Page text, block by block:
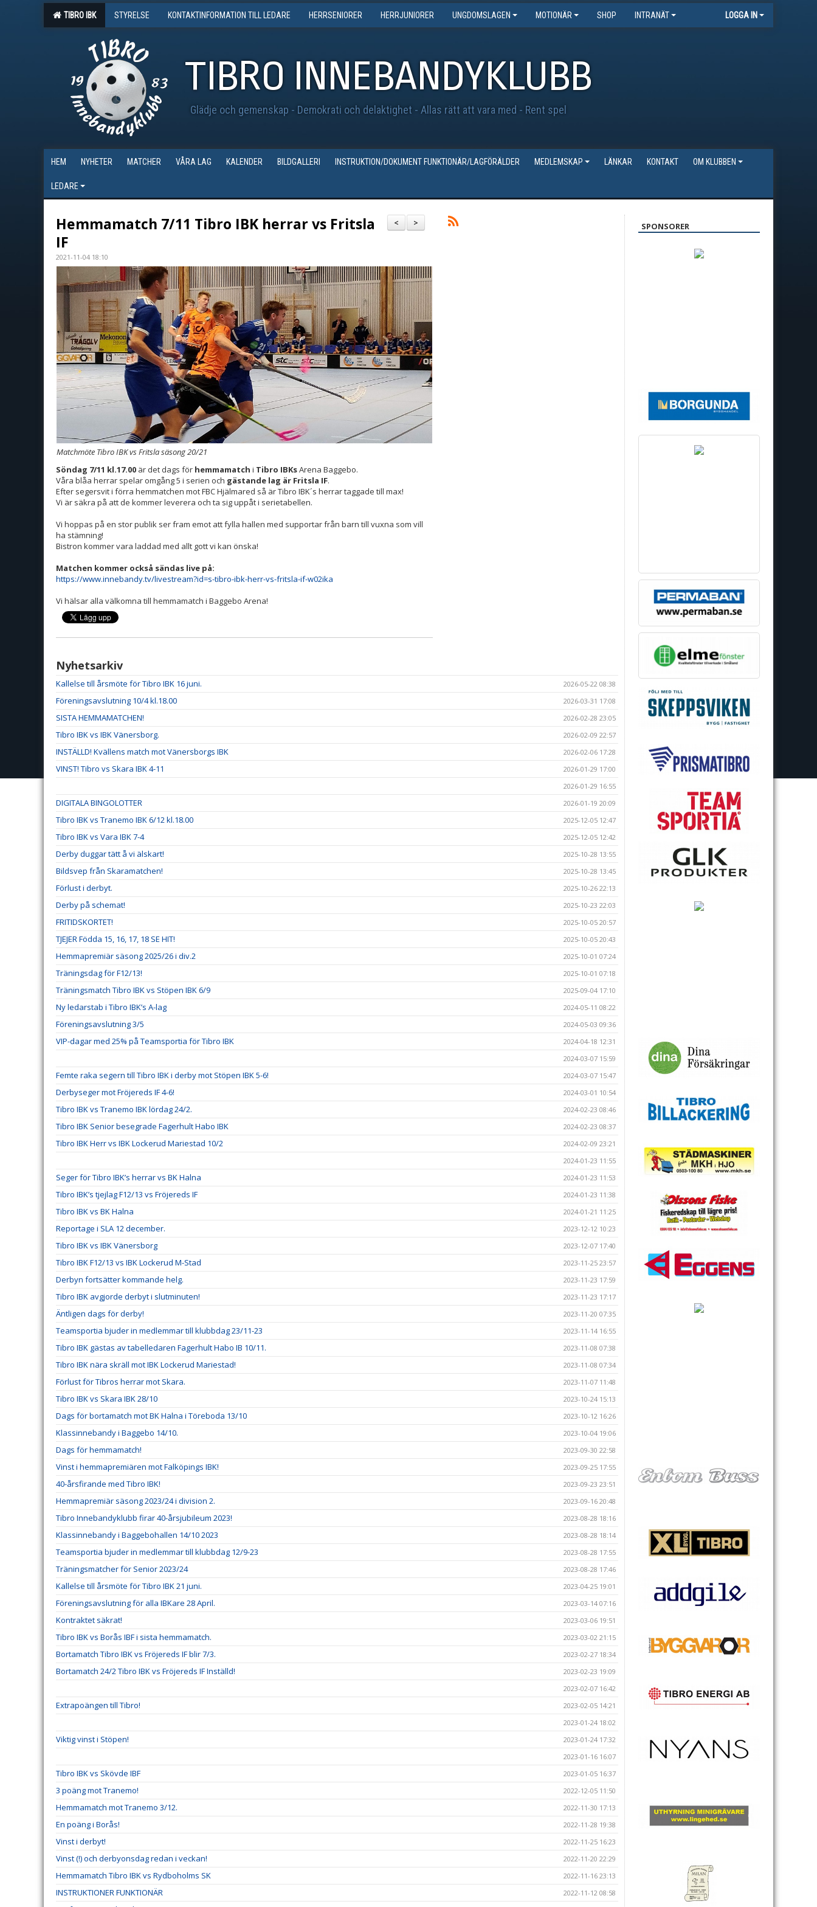
TIBRO IBK STYRELSE KONTAKTINFORMATION TILL LEDARE HERRSENIORER HERRJUNIORER UNGDOMSLAGEN MOTIONÄR SHOP INTRANÄT LOGGA IN
TIBRO INNEBANDYKLUBB
Glädje och gemenskap - Demokrati och delaktighet - Allas rätt att vara med - Rent spel
HEM NYHETER MATCHER VÅRA LAG KALENDER BILDGALLERI INSTRUKTION/DOKUMENT FUNKTIONÄR/LAGFÖRÄLDER MEDLEMSKAP LÄNKAR KONTAKT OM KLUBBEN
LEDARE
>
<
Hemmamatch 7/11 Tibro IBK herrar vs Fritsla
IF
2021-11-04 18:10
Matchmöte Tibro IBK vs Fritsla säsong 20/21
Söndag 7/11 kl.17.00 är det dags för hemmamatch i Tibro IBKsArena Baggebo.
Våra blåa herrar spelar omgång 5 i serien och gästande lag är Fritsla IF.
Efter segersvit i förra hemmatchen mot FBC Hjälmared så är Tibro IBK´s herrar taggade till max!
Vi är säkra på att de kommer leverera och ta sig uppåt i serietabellen.
Vi hoppas på en stor publik ser fram emot att fylla hallen med supportar från barn till vuxna som vill
ha stämning!
Bistron kommer vara laddad med allt gott vi kan önska!
Matchen kommer också sändas live på:
https://www.innebandy.tv/livestream?id=s-tibro-ibk-herr-vs-fritsla-if-w02ika
Vi hälsar alla välkomna till hemmamatch i Baggebo Arena!
Nyhetsarkiv
Kallelse till årsmöte för Tibro IBK 16 juni. 2026-05-22 08:38
Föreningsavslutning 10/4 kl.18.00 2026-03-31 17:08
SISTA HEMMAMATCHEN! 2026-02-28 23:05
Tibro IBK vs IBK Vänersborg. 2026-02-09 22:57
INSTÄLLD! Kvällens match mot Vänersborgs IBK 2026-02-06 17:28
VINST! Tibro vs Skara IBK 4-11
2026-01-29 17:00
2026-01-29 16:55
DIGITALA BINGOLOTTER 2026-01-19 20:09
Tibro IBK vs Tranemo IBK 6/12 kl.18.00 2025-12-05 12:47
Tibro IBK vs Vara IBK 7-4 2025-12-05 12:42
Derby duggar tätt å vi älskart! 2025-10-28 13:55
Bildsvep från Skaramatchen! 2025-10-28 13:45
Förlust i derbyt. 2025-10-26 22:13
Derby på schemat! 2025-10-23 22:03
FRITIDSKORTET! 2025-10-05 20:57
TJEJER Födda 15, 16, 17, 18 SE HIT! 2025-10-05 20:43
Hemmapremiär säsong 2025/26 i div.2 2025-10-01 07:24
Träningsdag för F12/13! 2025-10-01 07:18
Träningsmatch Tibro IBK vs Stöpen IBK 6/9 2025-09-04 17:10
Ny ledarstab i Tibro IBK’s A-lag 2024-05-11 08:22
Föreningsavslutning 3/5 2024-05-03 09:36
VIP-dagar med 25% på Teamsportia för Tibro IBK
2024-04-18 12:31
2024-03-07 15:59
Femte raka segern till Tibro IBK i derby mot Stöpen IBK 5-6! 2024-03-07 15:47
Derbyseger mot Fröjereds IF 4-6! 2024-03-01 10:54
Tibro IBK vs Tranemo IBK lördag 24/2. 2024-02-23 08:46
Tibro IBK Senior besegrade Fagerhult Habo IBK 2024-02-23 08:37
Tibro IBK Herr vs IBK Lockerud Mariestad 10/2
2024-02-09 23:21
2024-01-23 11:55
Seger för Tibro IBK’s herrar vs BK Halna 2024-01-23 11:53
Tibro IBK’s tjejlag F12/13 vs Fröjereds IF 2024-01-23 11:38
Tibro IBK vs BK Halna 2024-01-21 11:25
Reportage i SLA 12 december. 2023-12-12 10:23
Tibro IBK vs IBK Vänersborg 2023-12-07 17:40
Tibro IBK F12/13 vs IBK Lockerud M-Stad 2023-11-25 23:57
Derbyn fortsätter kommande helg. 2023-11-23 17:59
Tibro IBK avgjorde derbyt i slutminuten! 2023-11-23 17:17
Äntligen dags för derby! 2023-11-20 07:35
Teamsportia bjuder in medlemmar till klubbdag 23/11-23 2023-11-14 16:55
Tibro IBK gästas av tabelledaren Fagerhult Habo IB 10/11. 2023-11-08 07:38
Tibro IBK nära skräll mot IBK Lockerud Mariestad! 2023-11-08 07:34
Förlust för Tibros herrar mot Skara. 2023-11-07 11:48
Tibro IBK vs Skara IBK 28/10 2023-10-24 15:13
Dags för bortamatch mot BK Halna i Töreboda 13/10 2023-10-12 16:26
Klassinnebandy i Baggebo 14/10. 2023-10-04 19:06
Dags för hemmamatch! 2023-09-30 22:58
Vinst i hemmapremiären mot Falköpings IBK! 2023-09-25 17:55
40-årsfirande med Tibro IBK! 2023-09-23 23:51
Hemmapremiär säsong 2023/24 i division 2. 2023-09-16 20:48
Tibro Innebandyklubb firar 40-årsjubileum 2023! 2023-08-28 18:16
Klassinnebandy i Baggebohallen 14/10 2023 2023-08-28 18:14
Teamsportia bjuder in medlemmar till klubbdag 12/9-23 2023-08-28 17:55
Träningsmatcher för Senior 2023/24 2023-08-28 17:46
Kallelse till årsmöte för Tibro IBK 21 juni. 2023-04-25 19:01
Föreningsavslutning för alla IBKare 28 April. 2023-03-14 07:16
Kontraktet säkrat! 2023-03-06 19:51
Tibro IBK vs Borås IBF i sista hemmamatch. 2023-03-02 21:15
Bortamatch Tibro IBK vs Fröjereds IF blir 7/3. 2023-02-27 18:34
Bortamatch 24/2 Tibro IBK vs Fröjereds IF Inställd!
2023-02-23 19:09
2023-02-07 16:42
Extrapoängen till Tibro!
2023-02-05 14:21
2023-01-24 18:02
Viktig vinst i Stöpen!
2023-01-24 17:32
2023-01-16 16:07
Tibro IBK vs Skövde IBF 2023-01-05 16:37
3 poäng mot Tranemo! 2022-12-05 11:50
Hemmamatch mot Tranemo 3/12. 2022-11-30 17:13
En poäng i Borås! 2022-11-28 19:38
Vinst i derbyt! 2022-11-25 16:23
Vinst (!) och derbyonsdag redan i veckan! 2022-11-20 22:29
Hemmamatch Tibro IBK vs Rydboholms SK 2022-11-16 23:13
INSTRUKTIONER FUNKTIONÄR 2022-11-12 08:58
SPONSORER